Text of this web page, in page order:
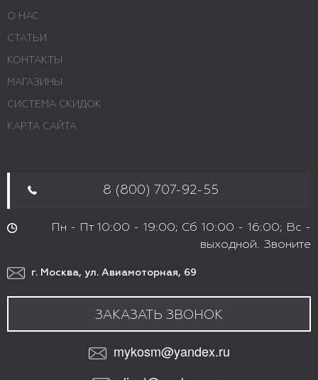
О НАС
СТАТЬИ
КОНТАКТЫ
МАГАЗИНЫ
СИСТЕМА СКИДОК
КАРТА САЙТА
8 (800) 707-92-55
Пн - Пт 10:00 - 19:00; Сб 10:00 - 16:00; Вс -
выходной. Звоните
г. Москва, ул. Авиамоторная, 69
ЗАКАЗАТЬ ЗВОНОК
mykosm@yandex.ru